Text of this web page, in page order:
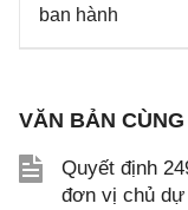
ban hành
VĂN BẢN
Quyết định
đơn vị chủ